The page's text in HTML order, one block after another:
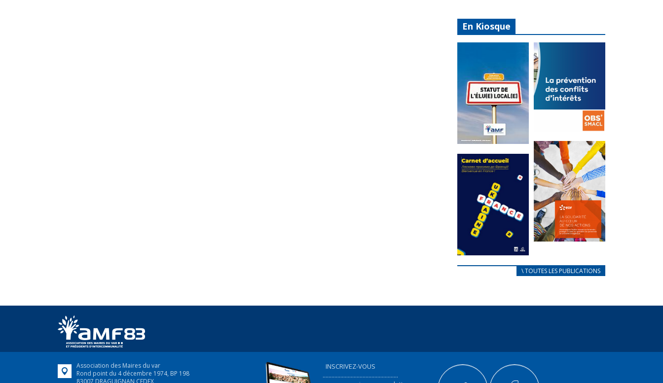
En Kiosque
Statut de
l’élu local
Mise à jour avril
2024 232613
Total 0 Votes 0...
FEUILLETER
La
prévention
des conflits
d’intérêts
18 septembre 2023
104889 Total 0
Votes 0 0 Aidez-
nous à
améliorer...
FEUILLETER
au coeur de
nos actions
Votes 0 0 Aidez-
en France,...
FEUILLETER
\ TOUTES LES PUBLICATIONS
Association des Maires du var
Rond point du 4 décembre 1974, BP 198
83007 DRAGUIGNAN CEDEX
INSCRIVEZ-VOUS
...................................................